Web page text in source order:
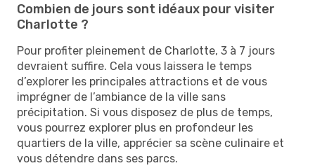
Combien de jours sont idéaux pour visiter
Charlotte ?
Pour profiter pleinement de Charlotte, 3 à 7 jours
devraient suffire. Cela vous laissera le temps
d’explorer les principales attractions et de vous
imprégner de l’ambiance de la ville sans
précipitation. Si vous disposez de plus de temps,
vous pourrez explorer plus en profondeur les
quartiers de la ville, apprécier sa scène culinaire et
vous détendre dans ses parcs.